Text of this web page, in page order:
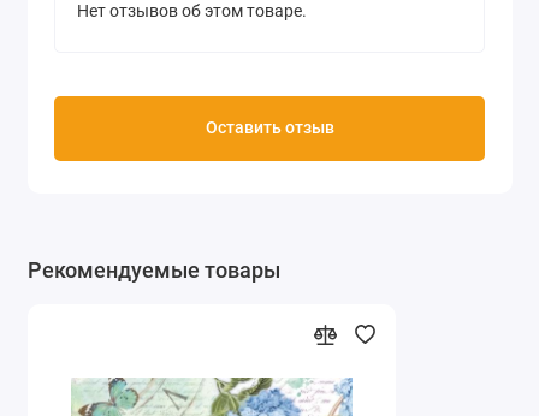
Нет отзывов об этом товаре.
Оставить отзыв
Рекомендуемые товары